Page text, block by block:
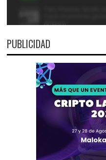
PUBLICIDAD